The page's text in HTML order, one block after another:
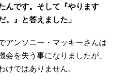
んです。そして『やります
。』と答えました」
アンソニー・マッキーさんは
会を失う事になりましたが、
けではありません。